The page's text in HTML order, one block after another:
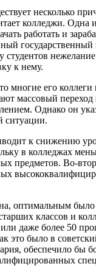
несколько
колледжи. Одна
работать и
государственный
студентов
к нему.
многие его
массовый
Однако он
ситуации.
к снижению
в колледжах
предметов. Во-
оптимальным было
классов и
даже более 50
это было в
обеспечило бы